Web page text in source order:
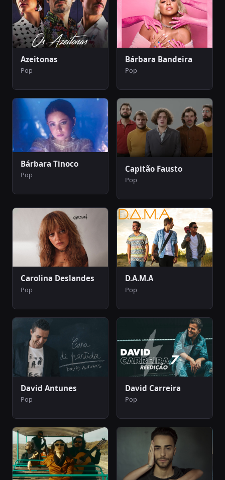
Azeitonas
Pop
Bárbara Bandeira
Pop
Bárbara Tinoco
Pop
Capitão Fausto
Pop
Carolina Deslandes
Pop
D.A.M.A
Pop
David Antunes
Pop
David Carreira
Pop